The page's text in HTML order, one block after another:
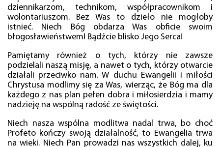
dziennikarzom, technikom, współpracownikom i
wolontariuszom. Bez Was to dzieło nie mogłoby
istnieć. Niech Bóg obdarza Was obficie swoim
błogosławieństwem! Bądźcie blisko Jego Serca!
Pamiętamy również o tych, którzy nie zawsze
podzielali naszą misję, a nawet o tych, którzy otwarcie
działali przeciwko nam. W duchu Ewangelii i miłości
Chrystusa modlimy się za Was, wierząc, że Bóg ma dla
każdego z nas plan pełen dobra i miłosierdzia i mamy
nadzieję na wspólną radość ze świętości.
Niech nasza wspólna modlitwa nadal trwa, bo choć
Profeto kończy swoją działalność, to Ewangelia trwa
na wieki. Niech Pan prowadzi nas wszystkich dalej, ku